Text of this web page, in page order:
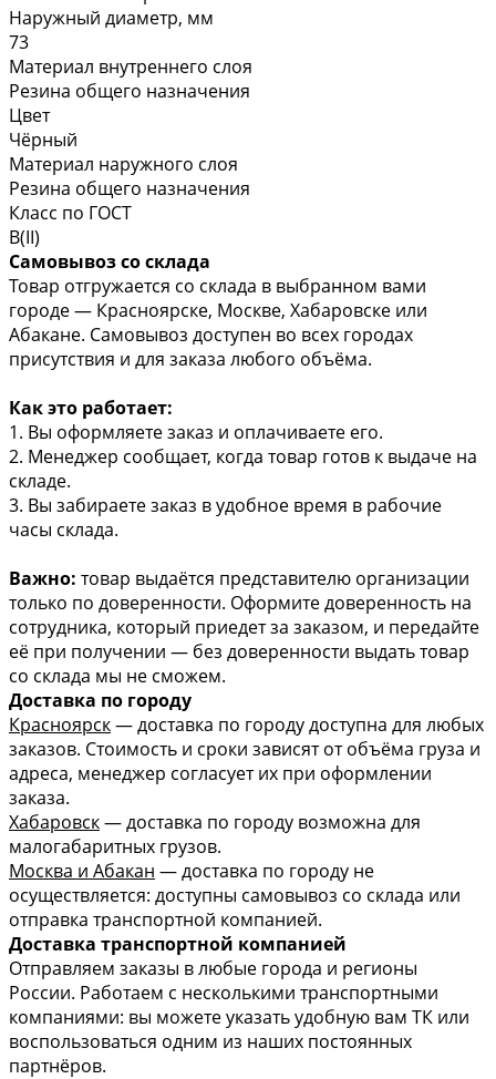
Наружный диаметр, мм
73
Материал внутреннего слоя
Резина общего назначения
Цвет
Чёрный
Материал наружного слоя
Резина общего назначения
Класс по ГОСТ
В(II)
Самовывоз со склада
Товар отгружается со склада в выбранном вами
городе — Красноярске, Москве, Хабаровске или
Абакане. Самовывоз доступен во всех городах
присутствия и для заказа любого объёма.
Как это работает:
1. Вы оформляете заказ и оплачиваете его.
2. Менеджер сообщает, когда товар готов к выдаче на
складе.
3. Вы забираете заказ в удобное время в рабочие
часы склада.
Важно: товар выдаётся представителю организации
только по доверенности. Оформите доверенность на
сотрудника, который приедет за заказом, и передайте
её при получении — без доверенности выдать товар
со склада мы не сможем.
Доставка по городу
Красноярск— доставка по городу доступна для любых
заказов. Стоимость и сроки зависят от объёма груза и
адреса, менеджер согласует их при оформлении
заказа.
Хабаровск— доставка по городу возможна для
малогабаритных грузов.
Москва и Абакан — доставка по городу не
осуществляется: доступны самовывоз со склада или
отправка транспортной компанией.
Доставка транспортной компанией
Отправляем заказы в любые города и регионы
России. Работаем с несколькими транспортными
компаниями: вы можете указать удобную вам ТК или
воспользоваться одним из наших постоянных
партнёров.